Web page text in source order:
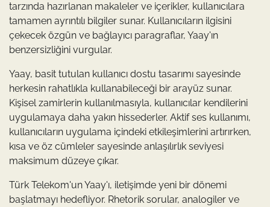
tarzında hazırlanan makaleler ve içerikler, kullanıcılara
tamamen ayrıntılı bilgiler sunar. Kullanıcıların ilgisini
çekecek özgün ve bağlayıcı paragraflar, Yaay'ın
benzersizliğini vurgular.
Yaay, basit tutulan kullanıcı dostu tasarımı sayesinde
herkesin rahatlıkla kullanabileceği bir arayüz sunar.
Kişisel zamirlerin kullanılmasıyla, kullanıcılar kendilerini
uygulamaya daha yakın hissederler. Aktif ses kullanımı,
kullanıcıların uygulama içindeki etkileşimlerini artırırken,
kısa ve öz cümleler sayesinde anlaşılırlık seviyesi
maksimum düzeye çıkar.
Türk Telekom'un Yaay'ı, iletişimde yeni bir dönemi
başlatmayı hedefliyor. Rhetorik sorular, analogiler ve